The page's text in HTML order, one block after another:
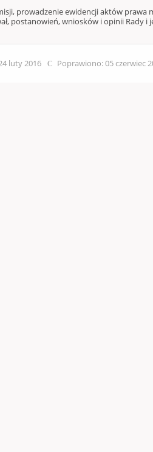
prowadzenie ewidencji aktów prawa
postanowień, wniosków i opinii Rady i
luty 2016 Poprawiono: 05 czerwiec